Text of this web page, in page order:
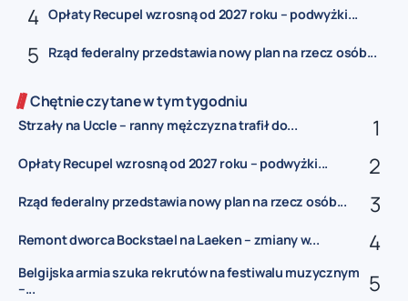
Opłaty Recupel wzrosną od 2027 roku – podwyżki...
Rząd federalny przedstawia nowy plan na rzecz osób...
Chętnie czytane w tym tygodniu
Strzały na Uccle – ranny mężczyzna trafił do...
Opłaty Recupel wzrosną od 2027 roku – podwyżki...
Rząd federalny przedstawia nowy plan na rzecz osób...
Remont dworca Bockstael na Laeken – zmiany w...
Belgijska armia szuka rekrutów na festiwalu muzycznym
–...